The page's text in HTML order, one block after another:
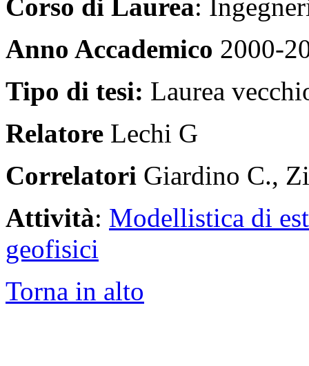
Corso di Laurea:
Anno Accademico 2000-
Tipo di tesi: Laurea
Relatore Lechi G
Correlatori Giardino C.,
Attività: Modellistica di
geofisici
Torna in alto